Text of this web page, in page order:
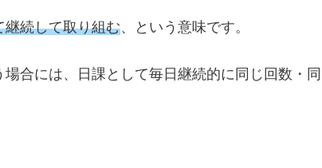
継続して取り組む、という意味です。
合には、日課として毎日継続的に同じ回数・同